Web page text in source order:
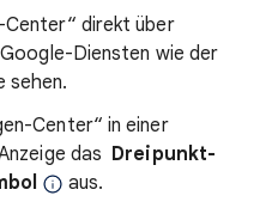
Center“ direkt über
Diensten wie der
sehen.
Center“ in einer
das Dreipunkt-
aus.